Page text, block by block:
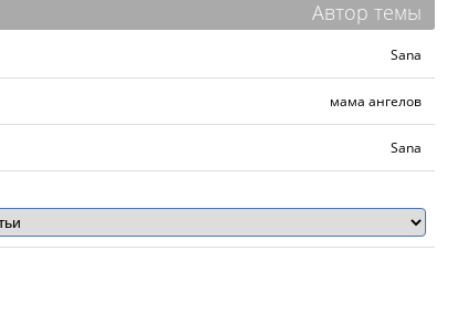
Автор темы
Sana
мама ангелов
Sana